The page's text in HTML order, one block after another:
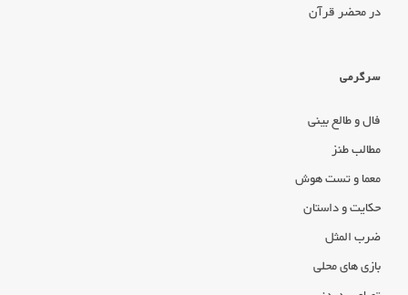
در محضر قرآن
سرگرمی
فال و طالع بینی
مطالب طنز
معما و تست هوش
حکایت و داستان
ضرب المثل
بازی های محلی